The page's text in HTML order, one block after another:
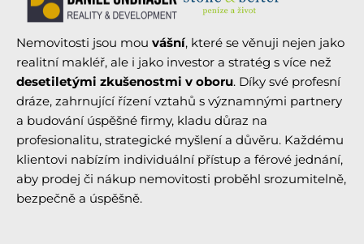
Nemovitosti jsou mou vášní, které se věnuji nejen jako
realitní makléř, ale i jako investor a stratég s více než
desetiletými zkušenostmi v oboru. Díky své profesní
dráze, zahrnující řízení vztahů s významnými partnery
a budování úspěšné firmy, kladu důraz na
profesionalitu, strategické myšlení a důvěru. Každému
klientovi nabízím individuální přístup a férové jednání,
aby prodej či nákup nemovitosti proběhl srozumitelně,
bezpečně a úspěšně.